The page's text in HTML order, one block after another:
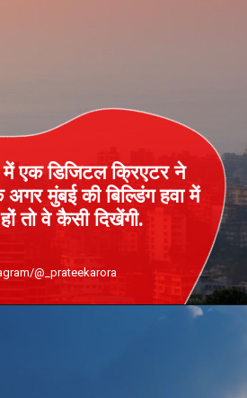
में एक डिजिटल क्रिएटर ने
मुंबई की बिल्डिंग हवा में
तो वे कैसी दिखेंगी.
@_prateekarora